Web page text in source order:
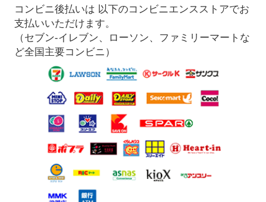
コンビニ後払いは 以下のコンビニエンスストアでお
支払いいただけます。
（セブン-イレブン、ローソン、ファミリーマートな
ど全国主要コンビニ）